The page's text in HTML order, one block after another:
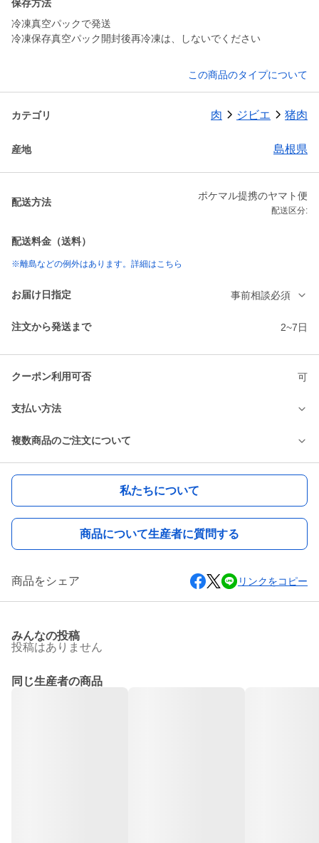
保存方法
冷凍真空パックで発送
冷凍保存真空パック開封後再冷凍は、しないでください
この商品のタイプについて
カテゴリ 肉 ジビエ 猪肉
産地 島根県
配送方法
ポケマル提携のヤマト便
配送区分:
配送料金（送料）
※離島などの例外はあります。詳細はこちら
お届け日指定 事前相談必須
注文から発送まで 2~7日
クーポン利用可否 可
支払い方法
複数商品のご注文について
私たちについて
商品について生産者に質問する
商品をシェア リンクをコピー
みんなの投稿
投稿はありません
同じ生産者の商品